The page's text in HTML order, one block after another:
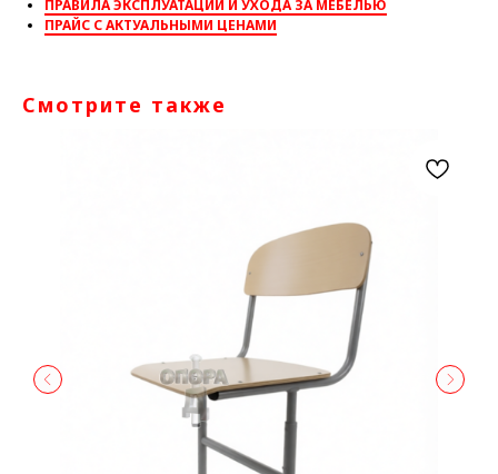
ПРАВИЛА ЭКСПЛУАТАЦИИ И УХОДА ЗА МЕБЕЛЬЮ
ПРАЙС С АКТУАЛЬНЫМИ ЦЕНАМИ
Смотрите также